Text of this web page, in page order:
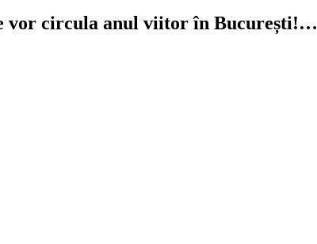
vor circula anul viitor în București!…